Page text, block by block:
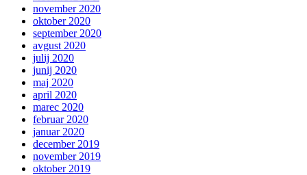
november 2020
oktober 2020
september 2020
avgust 2020
julij 2020
junij 2020
maj 2020
april 2020
marec 2020
februar 2020
januar 2020
december 2019
november 2019
oktober 2019